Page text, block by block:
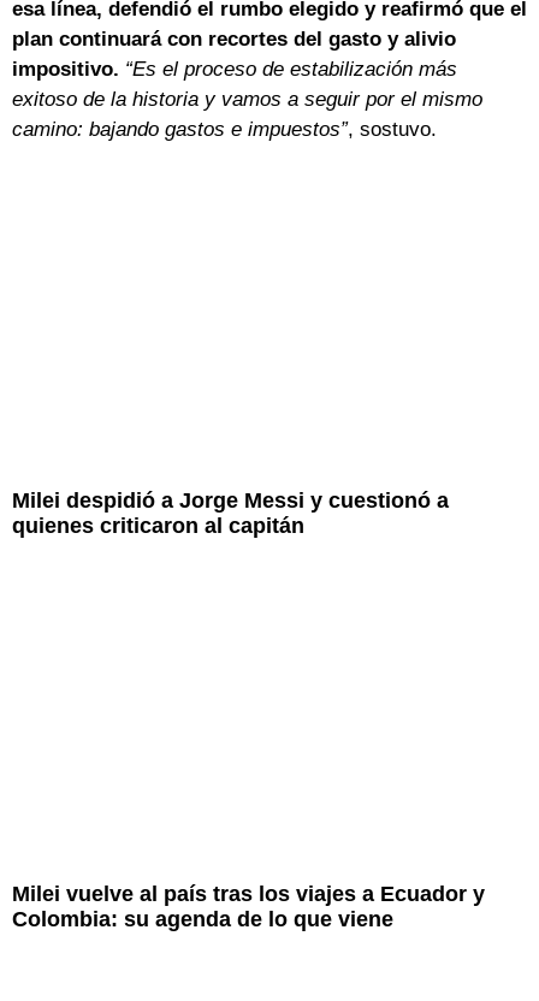
esa línea, defendió el rumbo elegido y reafirmó que el
plan continuará con recortes del gasto y alivio
impositivo. “Es el proceso de estabilización más
exitoso de la historia y vamos a seguir por el mismo
camino: bajando gastos e impuestos”, sostuvo.
Milei despidió a Jorge Messi y cuestionó a
quienes criticaron al capitán
Milei vuelve al país tras los viajes a Ecuador y
Colombia: su agenda de lo que viene